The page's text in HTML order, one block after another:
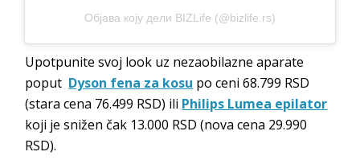
Објава коју дели BIZLife (@bizlife.rs)
Upotpunite svoj look uz nezaobilazne aparate
poput Dyson fena za kosu po ceni 68.799 RSD
(stara cena 76.499 RSD) ili Philips Lumea epilator
koji je snižen čak 13.000 RSD (nova cena 29.990
RSD).